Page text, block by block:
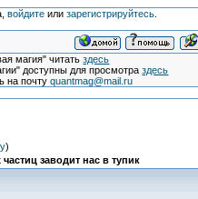
войдитеили зарегистрируйтесь.
магия" читатьздесь
доступны для просмотраздесь
на почтуquantmag@mail.ru
)
заводит нас в тупик